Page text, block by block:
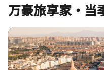
万豪旅享家·当